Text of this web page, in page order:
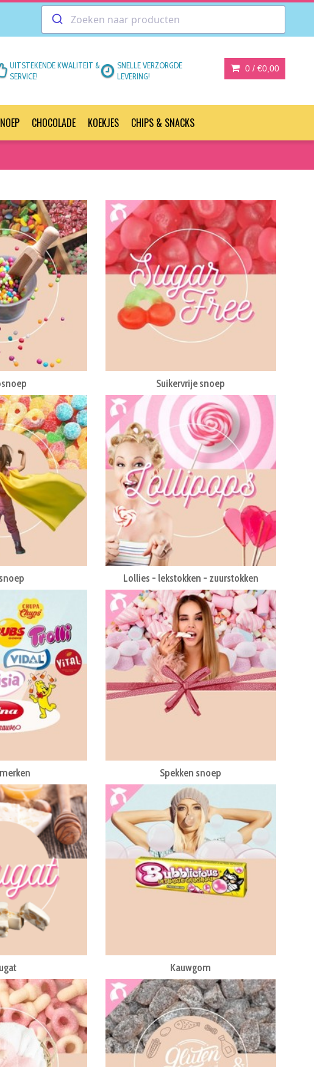
UITSTEKENDE KWALITEIT &
SERVICE!
SNELLE VERZORGDE
LEVERING!
0 / €0,00
CHOCOLADE KOEKJES CHIPS & SNACKS
Suikervrije snoep
Lollies - lekstokken - zuurstokken
Spekken snoep
Kauwgom